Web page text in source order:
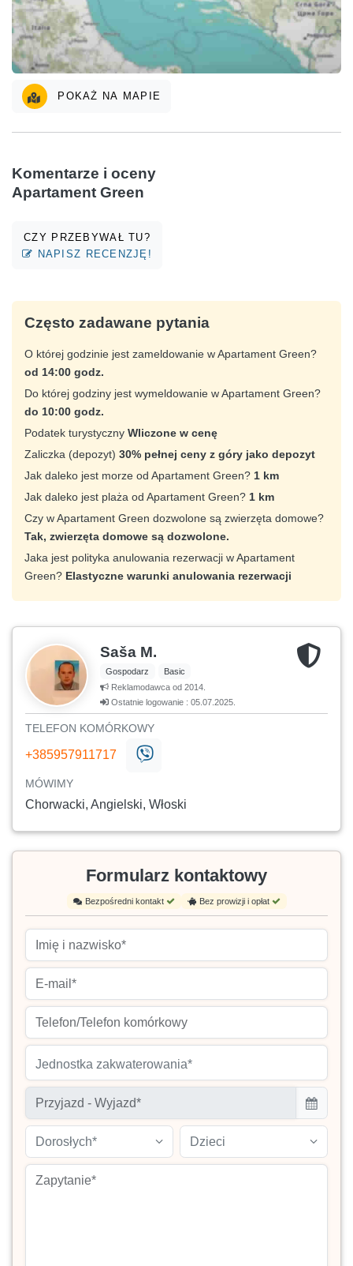
POKAŻ NA MAPIE
Komentarze i oceny
Apartament Green
CZY PRZEBYWAŁ TU?
NAPISZ RECENZJĘ!
Często zadawane pytania
O której godzinie jest zameldowanie w Apartament Green?
od 14:00 godz.
Do której godziny jest wymeldowanie w Apartament Green?
do 10:00 godz.
Podatek turystyczny Wliczone w cenę
Zaliczka (depozyt) 30% pełnej ceny z góry jako depozyt
Jak daleko jest morze od Apartament Green? 1 km
Jak daleko jest plaża od Apartament Green? 1 km
Czy w Apartament Green dozwolone są zwierzęta domowe?
Tak, zwierzęta domowe są dozwolone.
Jaka jest polityka anulowania rezerwacji w Apartament
Green? Elastyczne warunki anulowania rezerwacji
Saša M.
Gospodarz
Basic
Reklamodawca od 2014.
Ostatnie logowanie : 05.07.2025.
TELEFON KOMÓRKOWY
+385957911717
MÓWIMY
Chorwacki, Angielski, Włoski
Formularz kontaktowy
Bezpośredni kontakt Bez prowizji i opłat
Jednostka zakwaterowania*
Dorosłych* Dzieci